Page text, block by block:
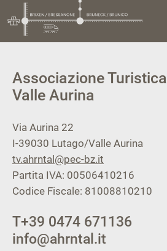
Associazione Turistica
Valle Aurina
Via Aurina 22
I-39030 Lutago/Valle Aurina
tv.ahrntal@pec-bz.it
Partita IVA: 00506410216
Codice Fiscale: 81008810210
T+39 0474 671136
info@ahrntal.it